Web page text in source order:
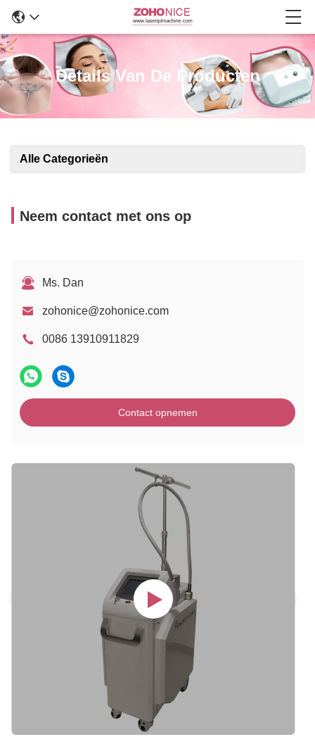
Details Van De Producten
Alle Categorieën
Neem contact met ons op
Ms. Dan
zohonice@zohonice.com
0086 13910911829
Contact opnemen